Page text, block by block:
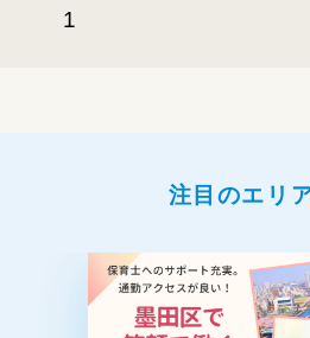
1
注目のエリ